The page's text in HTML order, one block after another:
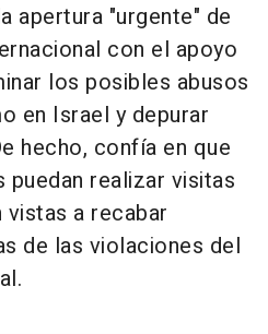
apertura "urgente" de
con el apoyo
los posibles abusos
en Israel y depurar
hecho, confía en que
realizar visitas
a recabar
de las violaciones del